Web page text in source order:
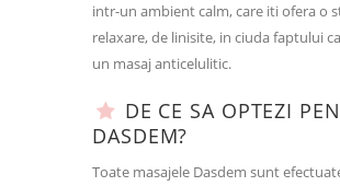
intr-un ambient calm, care iti ofera o
relaxare, de linisite, in ciuda faptului
un masaj anticelulitic.
DE CE SA OPTEZI
DASDEM?
Toate masajele Dasdem sunt